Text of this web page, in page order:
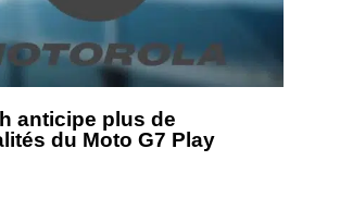
anticipe plus de
du Moto G7 Play